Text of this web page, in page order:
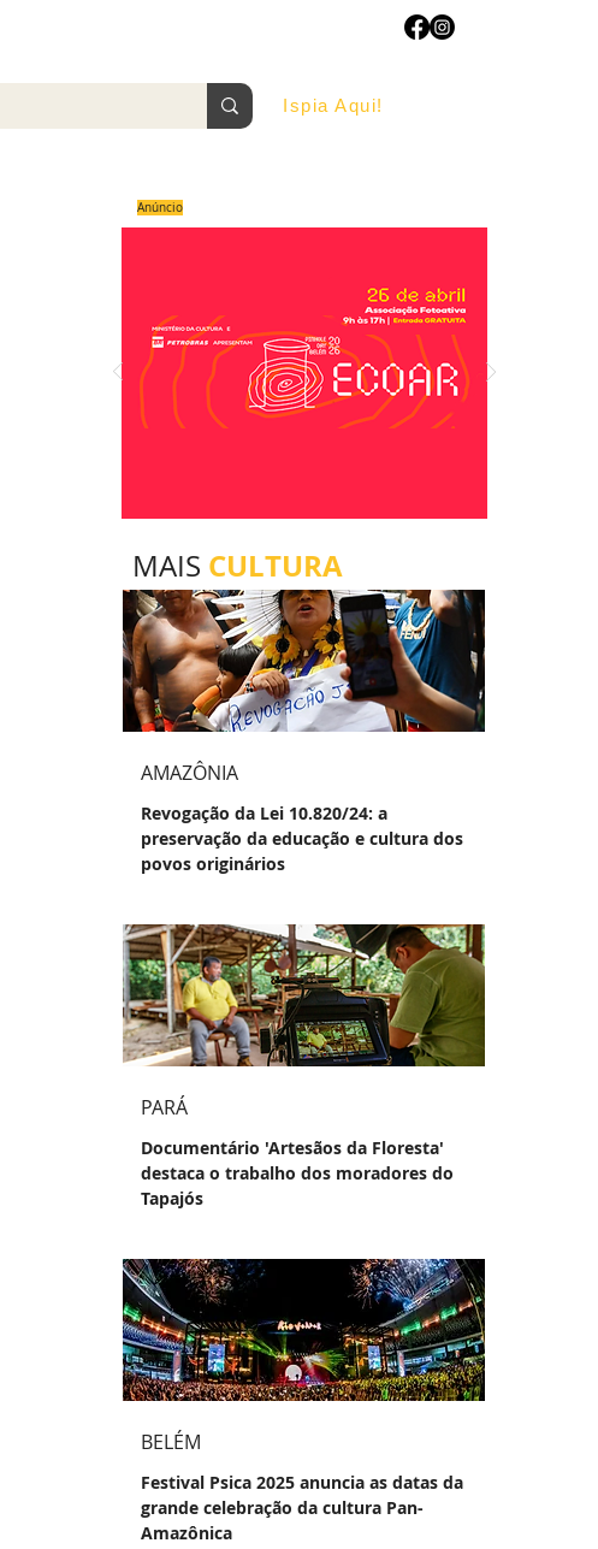
Ispia Aqui!
Anúncio
MAIS CULTURA
AMAZÔNIA
Revogação da Lei 10.820/24: a
preservação da educação e cultura dos
povos originários
PARÁ
Documentário 'Artesãos da Floresta'
destaca o trabalho dos moradores do
Tapajós
BELÉM
Festival Psica 2025 anuncia as datas da
grande celebração da cultura Pan-
Amazônica